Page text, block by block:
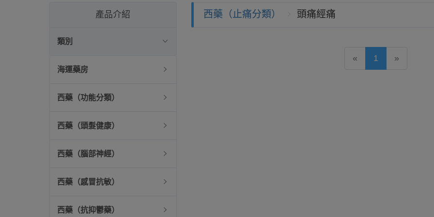
產品介紹
類別
海運藥房
西藥（功能分類）
西藥（頭髮健康）
西藥（腦部神經）
西藥（感冒抗敏）
西藥（抗抑鬱藥）
西藥（止痛分類） 頭痛經痛
« 1 »